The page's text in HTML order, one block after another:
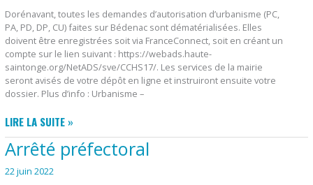
POUBELLES
Dorénavant, toutes les demandes d’autorisation d’urbanisme (PC,
PA, PD, DP, CU) faites sur Bédenac sont dématérialisées. Elles
doivent être enregistrées soit via FranceConnect, soit en créant un
compte sur le lien suivant : https://webads.haute-
saintonge.org/NetADS/sve/CCHS17/. Les services de la mairie
seront avisés de votre dépôt en ligne et instruiront ensuite votre
dossier. Plus d’info : Urbanisme –
INFORMATION
URBANISME
LIRE LA SUITE »
Arrêté préfectoral
22 juin 2022